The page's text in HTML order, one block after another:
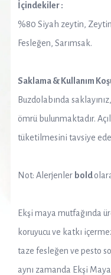
İçindekiler :
%80 Siyah zeytin,
Fesleğen, Sarımsak.
Saklama & Kullanım
Buzdolabında
ömrü bulunmaktadır.
tüketilmesini tavsiye
Not: Alerjenler bold
Ekşi maya mutfağında
koruyucu ve katkı
taze fesleğen ve pesto
aynı zamanda Ekşi